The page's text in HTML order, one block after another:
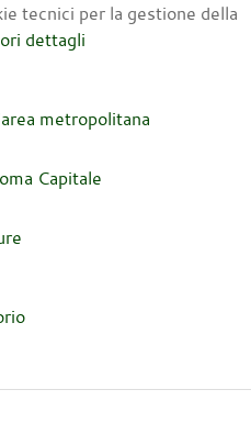
tecnici per la gestione della
dettagli
metropolitana
Capitale